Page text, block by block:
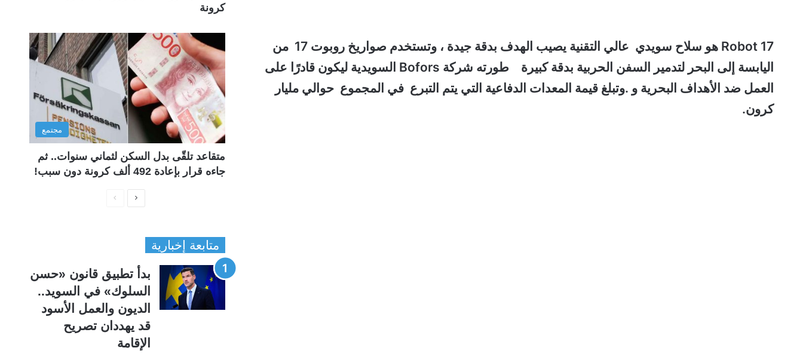
Robot 17 هو سلاح سويدي عالي التقنية يصيب الهدف بدقة جيدة ، وتستخدم صواريخ روبوت 17 من
اليابسة إلى البحر لتدمير السفن الحربية بدقة كبيرة طورته شركة Bofors السويدية ليكون قادرًا على
العمل ضد الأهداف البحرية و .وتبلغ قيمة المعدات الدفاعية التي يتم التبرع في المجموع حوالي مليار
كرون.
كرونة
مجتمع
متقاعد تلقّى بدل السكن لثماني سنوات.. ثم
جاءه قرار بإعادة 492 ألف كرونة دون سبب!
ا
ل
س
ا
ة
ا
ل
ت
ا
متابعة إخبارية
بدأ تطبيق قانون «حسن
السلوك» في السويد..
الديون والعمل الأسود
قد يهددان تصريح
الإقامة